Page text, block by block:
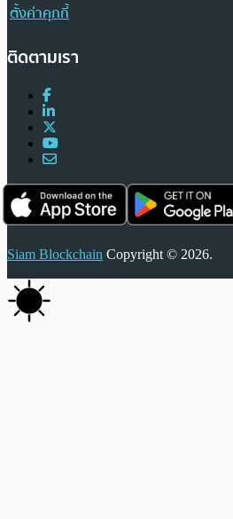
ตั้งค่าคุกกี้
ติดตามเรา
Siam Blockchain Copyright © 2026.